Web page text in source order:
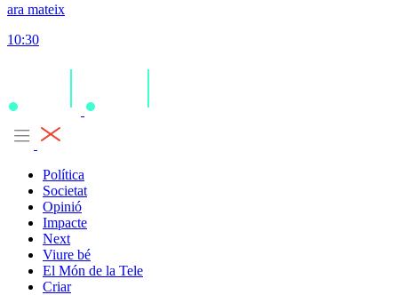
ara mateix
10:30
Política
Societat
Opinió
Impacte
Next
Viure bé
El Món de la Tele
Criar